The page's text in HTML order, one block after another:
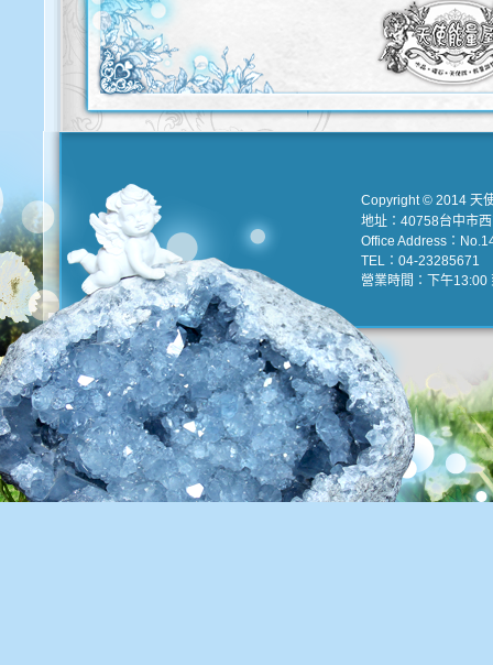
Copyright © 2014 天
地址：40758台中市
Office Address：
TEL：04-23285671
營業時間：下午13:00